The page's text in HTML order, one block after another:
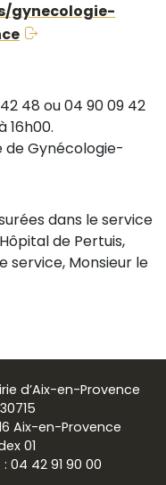
gynecologie-
48 ou 04 90 09 42
16h00.
de Gynécologie-
dans le service
de Pertuis,
service, Monsieur le
d’Aix-en-Provence
Aix-en-Provence
01
: 04 42 91 90 00